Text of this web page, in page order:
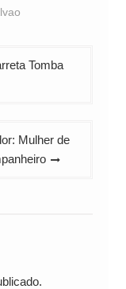
Tomba
Mulher de